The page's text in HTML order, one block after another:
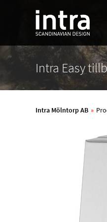
Intra Easy
Intra Mölntorp AB »